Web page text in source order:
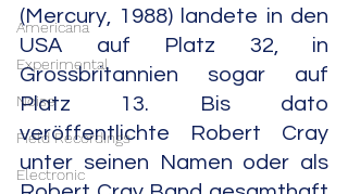
Americana
Experimental
Noise
Field Recordings
Electronic
(Mercury, 1988) landete in den
USA auf Platz 32, in
Grossbritannien sogar auf
Platz 13. Bis dato
veröffentlichte Robert Cray
unter seinen Namen oder als